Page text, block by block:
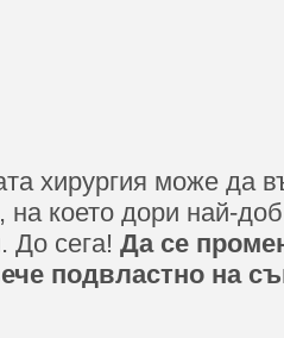
хирургия може да
което дори най-
До сега! Да се
подвластно на